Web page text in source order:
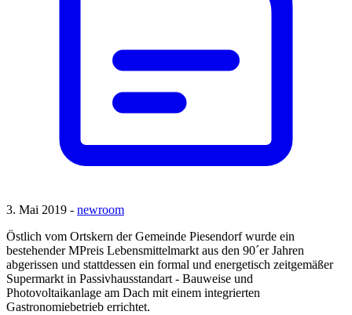
3. Mai 2019 - newroom
Östlich vom Ortskern der Gemeinde Piesendorf wurde ein
bestehender MPreis Lebensmittelmarkt aus den 90´er Jahren
abgerissen und stattdessen ein formal und energetisch zeitgemäßer
Supermarkt in Passivhausstandart - Bauweise und
Photovoltaikanlage am Dach mit einem integrierten
Gastronomiebetrieb errichtet.